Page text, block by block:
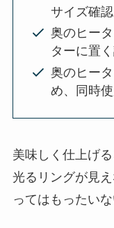
サイズ確認
奥のヒー
ターに置
奥のヒー
め、同時
美味しく仕上げ
光るリングが見
ってはもったいな